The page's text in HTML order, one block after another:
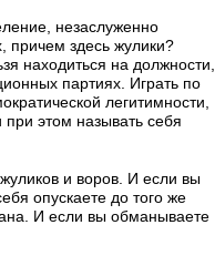
незаслуженно
причем здесь жулики?
находиться на должности,
партиях. Играть по
легитимности,
этом называть себя
и воров. И если вы
опускаете до того же
И если вы обманываете